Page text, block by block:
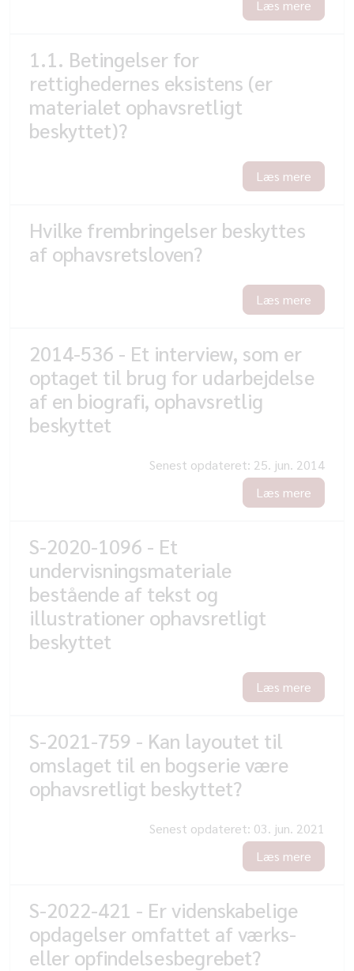
Læs mere
1.1. Betingelser for
rettighedernes eksistens (er
materialet ophavsretligt
beskyttet)?
Læs mere
Hvilke frembringelser beskyttes
af ophavsretsloven?
Læs mere
2014-536 - Et interview, som er
optaget til brug for udarbejdelse
af en biografi, ophavsretlig
beskyttet
Senest opdateret: 25. jun. 2014
Læs mere
S-2020-1096 - Et
undervisningsmateriale
bestående af tekst og
illustrationer ophavsretligt
beskyttet
Læs mere
S-2021-759 - Kan layoutet til
omslaget til en bogserie være
ophavsretligt beskyttet?
Senest opdateret: 03. jun. 2021
Læs mere
S-2022-421 - Er videnskabelige
opdagelser omfattet af værks-
eller opfindelsesbegrebet?